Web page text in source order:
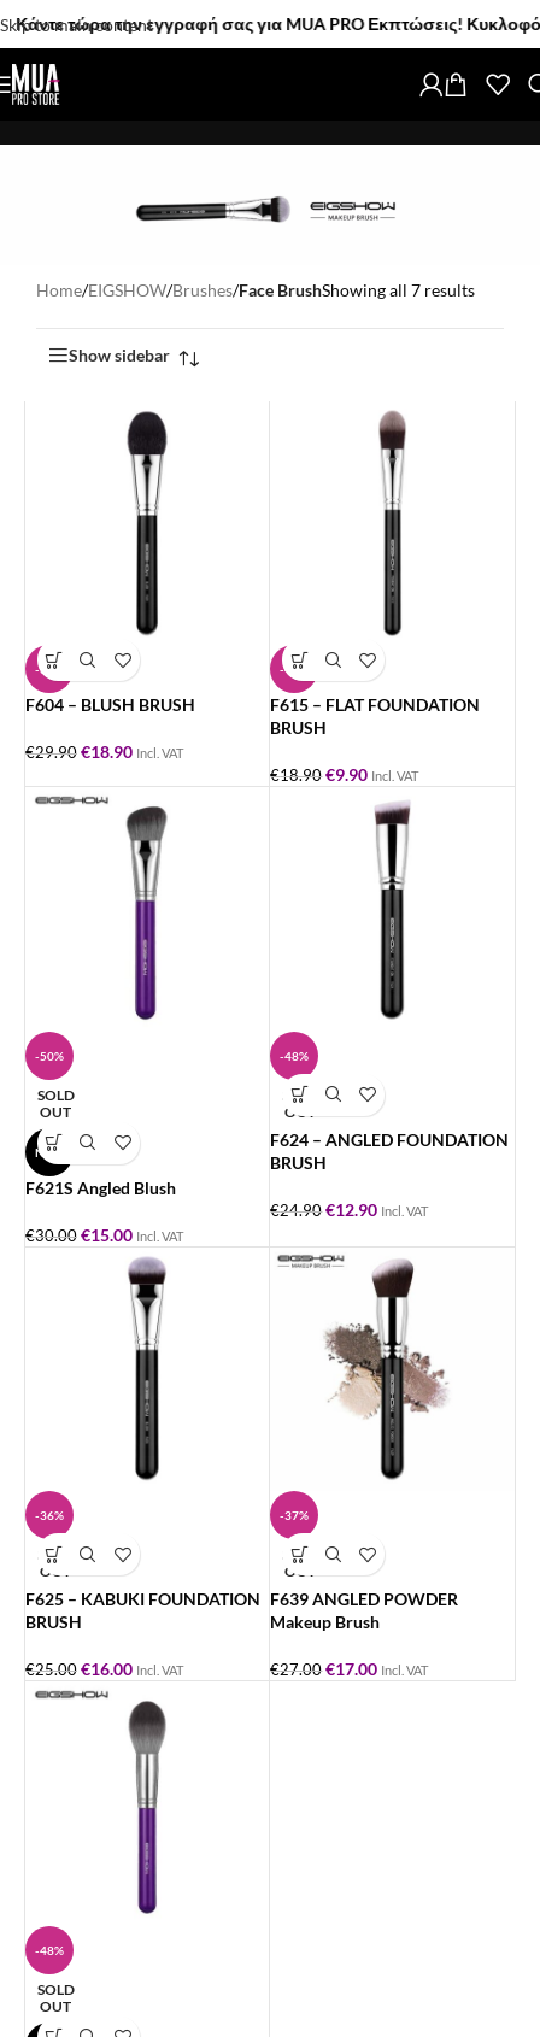
Skip to main content
τώρα την εγγραφή σας για MUA PRO Εκπτώσεις!
Home/EIGSHOW/Brushes/Face BrushShowing all 7 results
Show sidebar
-37%
F604 – BLUSH BRUSH
€29.90 €18.90 Incl. VAT
-48%
F615 – FLAT FOUNDATION
BRUSH
€18.90 €9.90 Incl. VAT
-50%
SOLD
OUT
NEW
F621S Angled Blush
€30.00 €15.00 Incl. VAT
-48%
SOLD
OUT
F624 – ANGLED FOUNDATION
BRUSH
€24.90 €12.90 Incl. VAT
-36%
SOLD
OUT
F625 – KABUKI FOUNDATION
BRUSH
€25.00 €16.00 Incl. VAT
-37%
SOLD
OUT
F639 ANGLED POWDER
Makeup Brush
€27.00 €17.00 Incl. VAT
-48%
SOLD
OUT